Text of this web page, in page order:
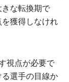
な転換期で
獲得しなけれ
視点が必要で
選手の目線か